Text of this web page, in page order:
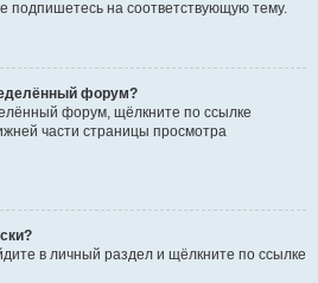
подпишетесь на соответствующую тему.
форум?
форум, щёлкните по ссылке
части страницы просмотра
в личный раздел и щёлкните по ссылке